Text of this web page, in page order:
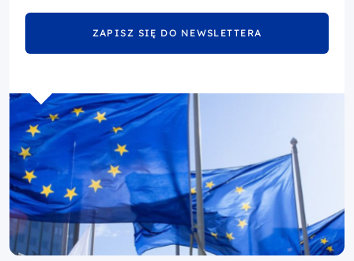
ZAPISZ SIĘ DO NEWSLETTERA